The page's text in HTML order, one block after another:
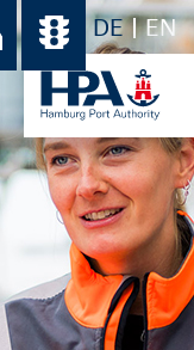
DE EN
Ihr Download-